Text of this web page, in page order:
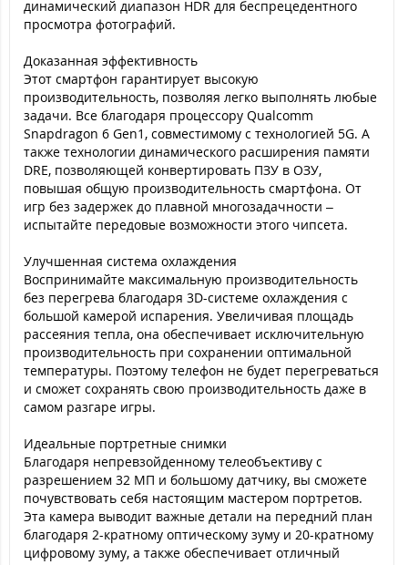
динамический диапазон HDR для беспрецедентного
просмотра фотографий.
Доказанная эффективность
Этот смартфон гарантирует высокую
производительность, позволяя легко выполнять любые
задачи. Все благодаря процессору Qualcomm
Snapdragon 6 Gen1, совместимому с технологией 5G. А
также технологии динамического расширения памяти
DRE, позволяющей конвертировать ПЗУ в ОЗУ,
повышая общую производительность смартфона. От
игр без задержек до плавной многозадачности –
испытайте передовые возможности этого чипсета.
Улучшенная система охлаждения
Воспринимайте максимальную производительность
без перегрева благодаря 3D-системе охлаждения с
большой камерой испарения. Увеличивая площадь
рассеяния тепла, она обеспечивает исключительную
производительность при сохранении оптимальной
температуры. Поэтому телефон не будет перегреваться
и сможет сохранять свою производительность даже в
самом разгаре игры.
Идеальные портретные снимки
Благодаря непревзойденному телеобъективу с
разрешением 32 МП и большому датчику, вы сможете
почувствовать себя настоящим мастером портретов.
Эта камера выводит важные детали на передний план
благодаря 2-кратному оптическому зуму и 20-кратному
цифровому зуму, а также обеспечивает отличный